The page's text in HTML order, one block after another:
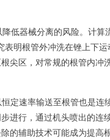
低器械分离的风险。计算
明根管外冲洗在锉上下
尖区，对常规的根管内冲
定速率输送至根管也是连
进行，通过机头喷出的连
的辅助技术可能成为提高